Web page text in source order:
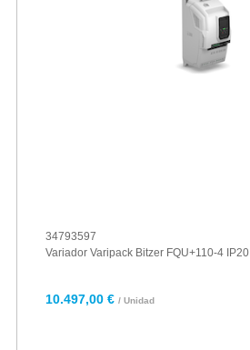
34793597
Variador Varipack Bitzer FQU+110-4 IP20
10.497,00 € / Unidad